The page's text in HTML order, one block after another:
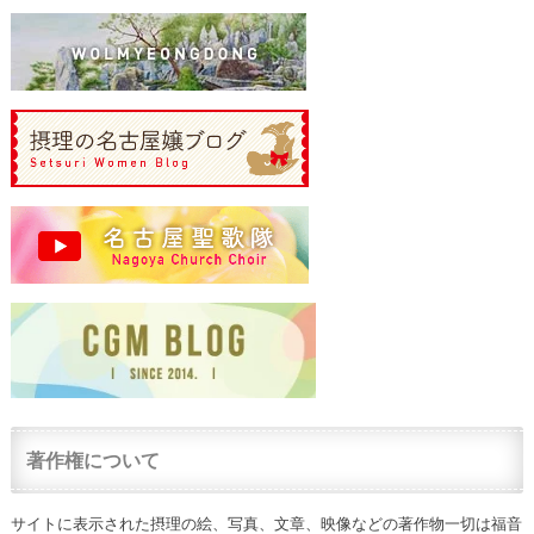
著作権について
サイトに表示された摂理の絵、写真、文章、映像などの著作物一切は福音